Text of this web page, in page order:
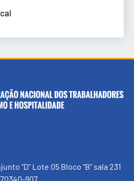
“D” Lote 05 Bloco “B” sala 231
907